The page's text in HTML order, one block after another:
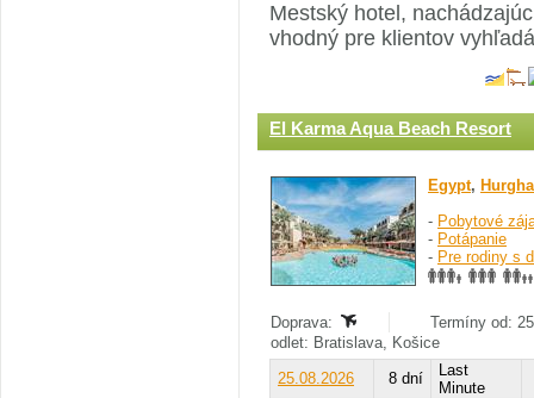
Mestský hotel,
vhodný pre klientov
El Karma Aqua Beach Resort
Egypt,
- Pobytové
- Potápanie
- Pre rodiny s
Doprava:
Termíny od:
odlet: Bratislava, Košice
25.08.2026
8 dní
Last
Minute